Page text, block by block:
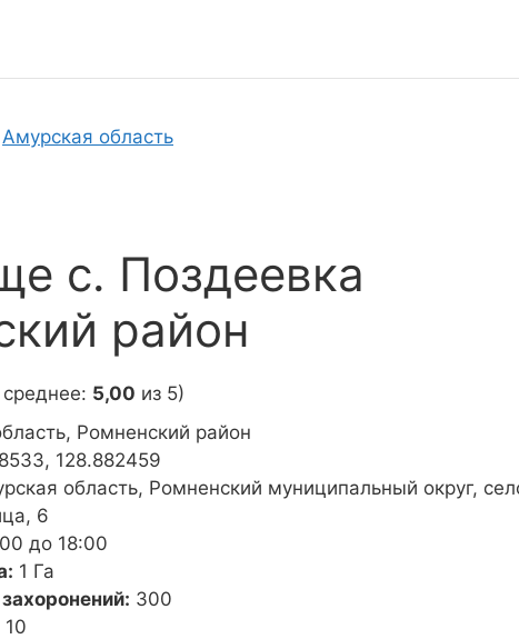
Амурская область
с. Поздеевка
район
5,00 из 5)
Ромненский район
128.882459
область, Ромненский муниципальный округ,
6
до 18:00
1 Га
300
10